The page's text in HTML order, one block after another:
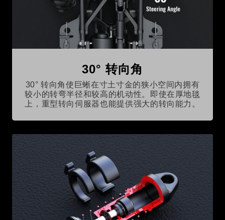
30° 转向角
30° 转向角使巨蜥在寸土寸金的狭小空间内拥有
较小的转弯半径和较高的机动性。即使在厚地毯
上，重型转向伺服器也能提供强大的转向能力。